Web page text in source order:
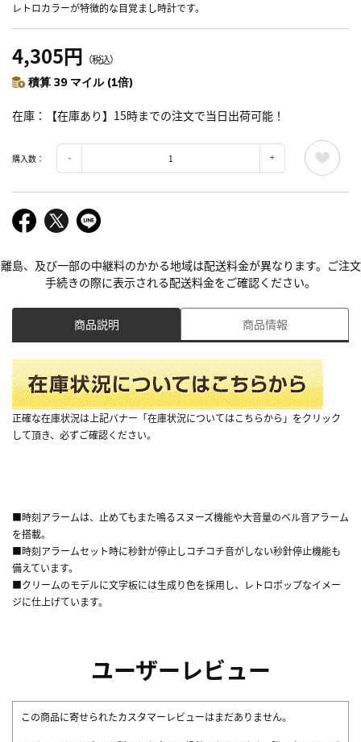
レトロカラーが特徴的な目覚まし時計です。
4,305円 （税込）
積算 39 マイル (1倍)
在庫 【在庫あり】15時までの注文で当日出荷可能！
購入数：
離島、及び一部の中継料のかかる地域は配送料金が異なります。ご注文
手続きの際に表示される配送料金をご確認ください。
商品説明 商品情報
正確な在庫状況は上記バナー「在庫状況についてはこちらから」をクリック
して頂き、必ずご確認ください。
■時刻アラームは、止めてもまた鳴るスヌーズ機能や大音量のベル音アラーム
を搭載。
■時刻アラームセット時に秒針が停止しコチコチ音がしない秒針停止機能も
備えています。
■クリームのモデルに文字板には生成り色を採用し、レトロポップなイメー
ジに仕上げています。
ユーザーレビュー
この商品に寄せられたカスタマーレビューはまだありません。